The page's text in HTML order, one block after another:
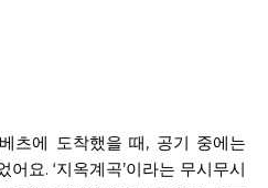
츠에 도착했을 때, 공기 중에는
요. ‘지옥계곡’이라는 무시무시